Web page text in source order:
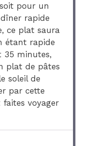
pour un
rapide
ce plat saura
étant rapide
35 minutes,
plat de pâtes
soleil de
par cette
voyager